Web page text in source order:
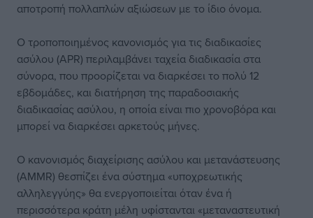
αποτροπή πολλαπλών αξιώσεων με το ίδιο όνομα.
Ο τροποποιημένος κανονισμός για τις διαδικασίες
ασύλου (APR) περιλαμβάνει ταχεία διαδικασία στα
σύνορα, που προορίζεται να διαρκέσει το πολύ 12
εβδομάδες, και διατήρηση της παραδοσιακής
διαδικασίας ασύλου, η οποία είναι πιο χρονοβόρα και
μπορεί να διαρκέσει αρκετούς μήνες.
Ο κανονισμός διαχείρισης ασύλου και μετανάστευσης
(AMMR) θεσπίζει ένα σύστημα «υποχρεωτικής
αλληλεγγύης» θα ενεργοποιείται όταν ένα ή
περισσότερα κράτη μέλη υφίστανται «μεταναστευτική